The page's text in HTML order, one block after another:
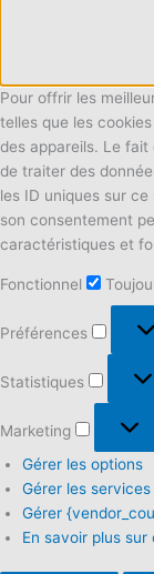
Pour offrir les
telles que les
des appareils. Le
de traiter des
les ID uniques sur
son consentement
caractéristiques et
Fonctionnel
Préférences
Statistiques
Marketing
Gérer les options
Gérer les services
Gérer
En savoir plus